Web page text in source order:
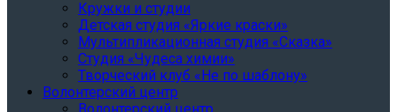
Кружки и студии
Детская студия «Яркие краски»
Мультипликационная студия «Сказка»
Студия «Чудеса химии»
Творческий клуб «Не по шаблону»
Волонтерский центр